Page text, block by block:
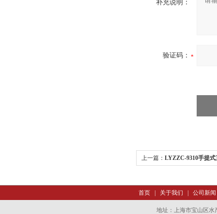
补充说明：
验证码：
上一篇： LYZZC-9310手提
首页| 关于我们 公司新闻
地址：上海市宝山区水